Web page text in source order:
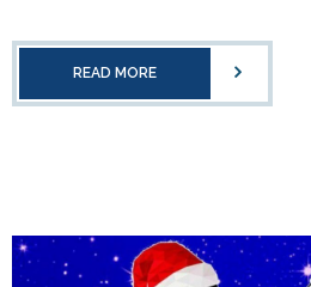
READ MORE